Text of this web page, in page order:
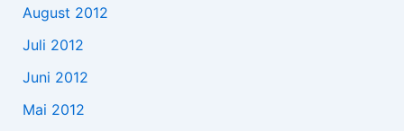
August 2012
Juli 2012
Juni 2012
Mai 2012